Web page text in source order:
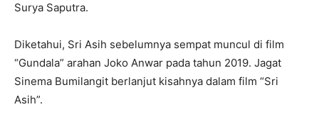
Surya Saputra.
Diketahui, Sri Asih sebelumnya sempat muncul di film
“Gundala” arahan Joko Anwar pada tahun 2019. Jagat
Sinema Bumilangit berlanjut kisahnya dalam film “Sri
Asih”.